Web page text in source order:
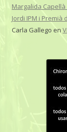
Margalida
Jordi IPM i Premià
Carla Gallego en